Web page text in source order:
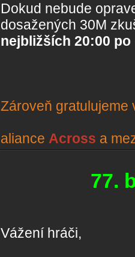
Dokud nebude
dosažených 30M
nejbližších 20:00
Zároveň gratulujeme
aliance Across a
77.
Vážení hráči,